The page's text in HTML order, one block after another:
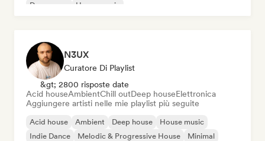
Dream pop
House music
N3UX
Curatore Di Playlist
&gt; 2800 risposte date
Acid houseAmbientChill outDeep houseElettronica
Aggiungere artisti nelle mie playlist più seguite
Acid house Ambient Deep house
House music
Indie Dance
Melodic & Progressive House
Minimal